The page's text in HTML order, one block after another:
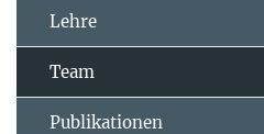
Lehre
Team
Publikationen